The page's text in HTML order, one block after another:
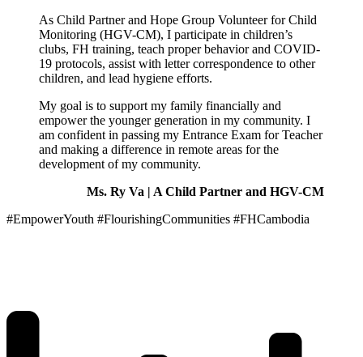
As Child Partner and Hope Group Volunteer for Child
Monitoring (HGV-CM), I participate in children’s
clubs, FH training, teach proper behavior and COVID-
19 protocols, assist with letter correspondence to other
children, and lead hygiene efforts.
My goal is to support my family financially and
empower the younger generation in my community. I
am confident in passing my Entrance Exam for Teacher
and making a difference in remote areas for the
development of my community.
Ms. Ry Va | A Child Partner and HGV-CM
#EmpowerYouth #FlourishingCommunities #FHCambodia